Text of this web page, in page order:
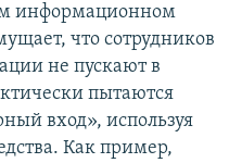
информационном
что сотрудников
не пускают в
пытаются
вход», используя
Как пример,